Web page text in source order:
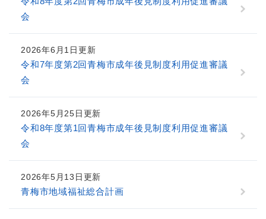
会
2026年6月1日更新
令和7年度第2回青梅市成年後見制度利用促進審議
会
2026年5月25日更新
令和8年度第1回青梅市成年後見制度利用促進審議
会
2026年5月13日更新
青梅市地域福祉総合計画